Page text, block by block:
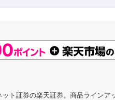
ト証券の楽天証券。商品ライン